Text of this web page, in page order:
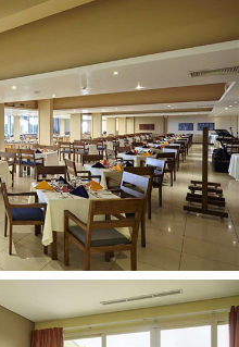
(pēc pieprasījuma)